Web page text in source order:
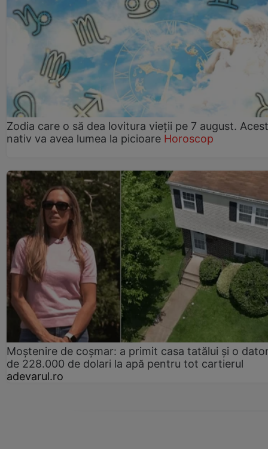
Zodia care o să dea lovitura vieții pe 7 august. Acest
nativ va avea lumea la picioare Horoscop
Moștenire de coșmar: a primit casa tatălui și o
de 228.000 de dolari la apă pentru tot cartierul
adevarul.ro